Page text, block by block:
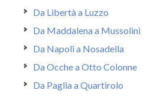
Da Libertà a Luzzo
Da Maddalena a Mussolini
Da Napoli a Nosadella
Da Ocche a Otto Colonne
Da Paglia a Quartirolo